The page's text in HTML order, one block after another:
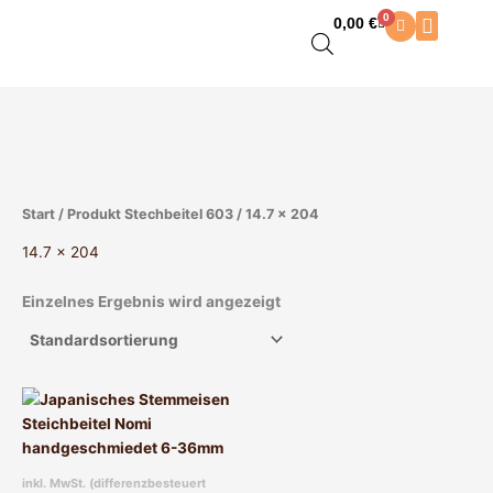
0,00€ 0
Warenkorb
Start / Produkt Stechbeitel 603 / 14.7 x 204
14.7 x 204
Einzelnes Ergebnis wird angezeigt
inkl. MwSt. (differenzbesteuert
Dieses
Produkt
weist